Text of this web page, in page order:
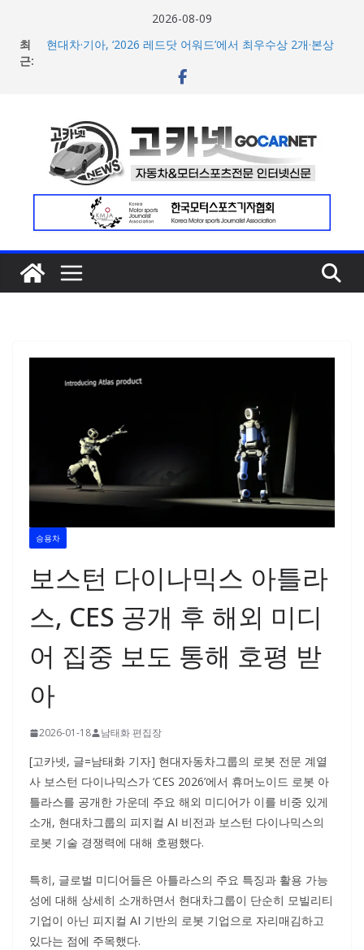
2026-08-09
최
근:
며 본격 대회 준비 돌입
벤틀리, 첫 순수 전기 어반 럭셔리 SUV 토르칼 탑재될 ‘큐레
이션 엔진’ 공개
벤틀리서울, 광주 신세계백화점에서 호남지역 최초 브랜드
팝업 오픈
승용차
보스턴 다이나믹스 아틀라
스, CES 공개 후 해외 미디
어 집중 보도 통해 호평 받
아
2026-01-18 남태화 편집장
[고카넷, 글=남태화 기자] 현대자동차그룹의 로봇 전문 계열
사 보스턴 다이나믹스가 ‘CES 2026’에서 휴머노이드 로봇 아
틀라스를 공개한 가운데 주요 해외 미디어가 이를 비중 있게
소개, 현대차그룹의 피지컬 AI 비전과 보스턴 다이나믹스의
로봇 기술 경쟁력에 대해 호평했다.
특히, 글로벌 미디어들은 아틀라스의 주요 특징과 활용 가능
성에 대해 상세히 소개하면서 현대차그룹이 단순히 모빌리티
기업이 아닌 피지컬 AI 기반의 로봇 기업으로 자리매김하고
있다는 점에 주목했다.